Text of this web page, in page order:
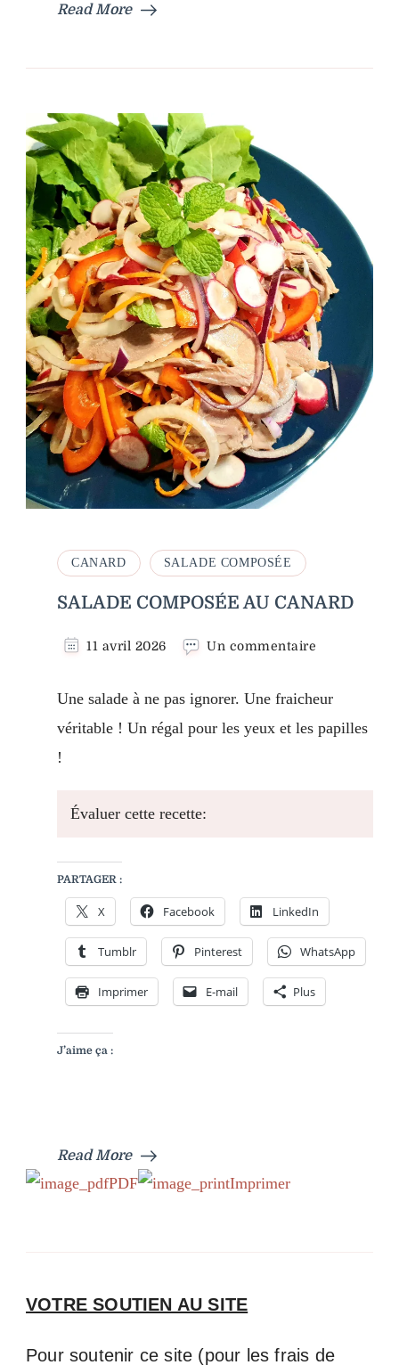
Read More
CANARD SALADE COMPOSÉE
SALADE COMPOSÉE AU CANARD
11 avril 2026 Un commentaire
AU
CANARD
Une salade à ne pas ignorer. Une fraicheur
véritable ! Un régal pour les yeux et les papilles
!
Évaluer cette recette:
PARTAGER :
X Facebook LinkedIn
Tumblr Pinterest WhatsApp
Imprimer E-mail Plus
J’aime ça :
Read More
PDF Imprimer
VOTRE SOUTIEN AU SITE
Pour soutenir ce site (pour les frais de